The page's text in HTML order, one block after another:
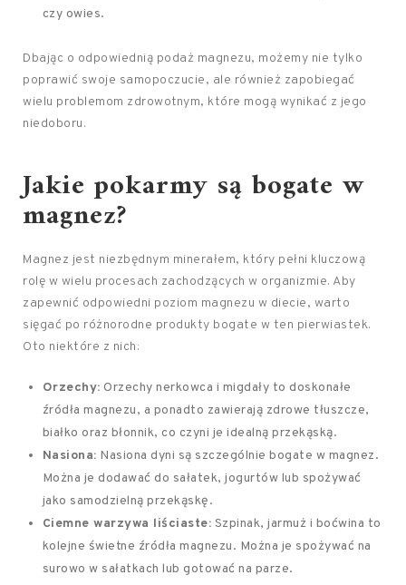
czy owies.
Dbając o odpowiednią podaż magnezu, możemy nie tylko
poprawić swoje samopoczucie, ale również zapobiegać
wielu problemom zdrowotnym, które mogą wynikać z jego
niedoboru.
Jakie pokarmy są bogate w
magnez?
Magnez jest niezbędnym minerałem, który pełni kluczową
rolę w wielu procesach zachodzących w organizmie. Aby
zapewnić odpowiedni poziom magnezu w diecie, warto
sięgać po różnorodne produkty bogate w ten pierwiastek.
Oto niektóre z nich:
Orzechy: Orzechy nerkowca i migdały to doskonałe
źródła magnezu, a ponadto zawierają zdrowe tłuszcze,
białko oraz błonnik, co czyni je idealną przekąską.
Nasiona: Nasiona dyni są szczególnie bogate w magnez.
Można je dodawać do sałatek, jogurtów lub spożywać
jako samodzielną przekąskę.
Ciemne warzywa liściaste: Szpinak, jarmuż i boćwina to
kolejne świetne źródła magnezu. Można je spożywać na
surowo w sałatkach lub gotować na parze.